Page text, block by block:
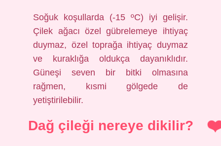
Soğuk koşullarda (-15 ºC) iyi gelişir.
Çilek ağacı özel gübrelemeye ihtiyaç
duymaz, özel toprağa ihtiyaç duymaz
ve kuraklığa oldukça dayanıklıdır.
Güneşi seven bir bitki olmasına
rağmen, kısmi gölgede de
yetiştirilebilir.
Dağ çileği nereye dikilir?